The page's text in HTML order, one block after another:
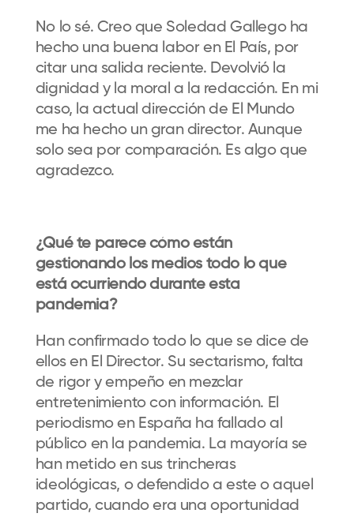
No lo sé. Creo que Soledad Gallego ha
hecho una buena labor en El País, por
citar una salida reciente. Devolvió la
dignidad y la moral a la redacción. En mi
caso, la actual dirección de El Mundo
me ha hecho un gran director. Aunque
solo sea por comparación. Es algo que
agradezco.
¿Qué te parece cómo están
gestionando los medios todo lo que
está ocurriendo durante esta
pandemia?
Han confirmado todo lo que se dice de
ellos en El Director. Su sectarismo, falta
de rigor y empeño en mezclar
entretenimiento con información. El
periodismo en España ha fallado al
público en la pandemia. La mayoría se
han metido en sus trincheras
ideológicas, o defendido a este o aquel
partido, cuando era una oportunidad